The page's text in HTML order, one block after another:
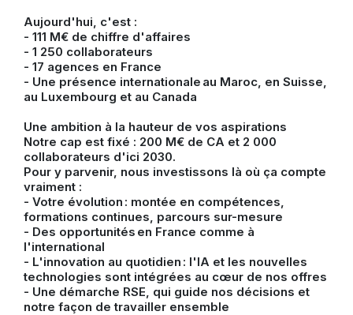
Aujourd'hui, c'est :
- 111 M€ de chiffre d'affaires
- 1 250 collaborateurs
- 17 agences en France
- Une présence internationale au Maroc, en Suisse,
au Luxembourg et au Canada
Une ambition à la hauteur de vos aspirations
Notre cap est fixé : 200 M€ de CA et 2 000
collaborateurs d'ici 2030.
Pour y parvenir, nous investissons là où ça compte
vraiment :
- Votre évolution : montée en compétences,
formations continues, parcours sur-mesure
- Des opportunités en France comme à
l'international
- L'innovation au quotidien : l'IA et les nouvelles
technologies sont intégrées au cœur de nos offres
- Une démarche RSE, qui guide nos décisions et
notre façon de travailler ensemble